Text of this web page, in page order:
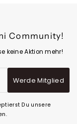
Community!
keine Aktion mehr!
Werde Mitglied
Du unsere